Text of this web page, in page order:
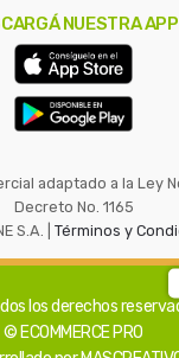
NUESTRA APP
adaptado a la Ley
Decreto No. 1165
S.A. | Términos y
los derechos
© ECOMMERCE PRO